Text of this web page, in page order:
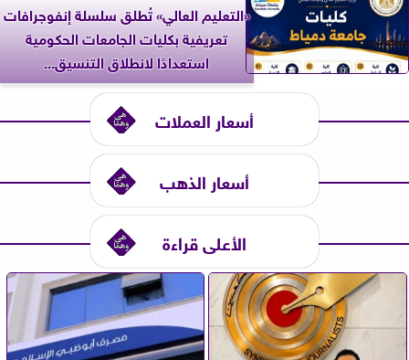
«التعليم العالي» تُطلق سلسلة إنفوجرافات
تعريفية بكليات الجامعات الحكومية
استعدادًا لانطلاق التنسيق...
أسعار العملات
أسعار الذهب
الأعلى قراءة